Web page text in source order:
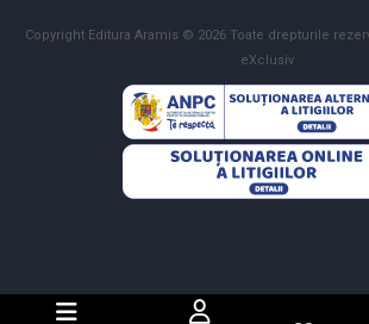
Copyright Editura Aramis © 2026 Toate drepturile
eXclusiv